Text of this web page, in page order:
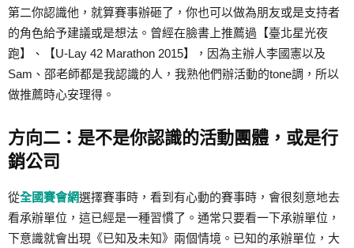
第二你認識他，就算賽事辦砸了，你也可以做為朋友或是支持者
的角色給予建議或是想法。曾經在臉書上推薦過【臺北星光夜
跑】、【U-Lay 42 Marathon 2015】，因為主辦人李國憲以及
Sam、邵老師都是我認識的人，我熟他們辦活動的tone調，所以
做推薦時心安理得。
方向二：是不是你認識的活動團體，或是行
銷公司
從全國賽會網選擇賽事時，看到有心動的賽事時，會很刻意地去
看承辦單位，這已經是一種習慣了。通常只要看一下承辦單位，
下意識就會出現《已知及未知》兩個情境。已知的承辦單位，大